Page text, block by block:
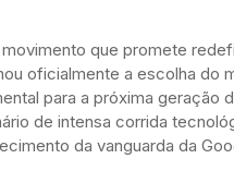
movimento que promete
oficialmente a escolha do
para a próxima geração
de intensa corrida
da vanguarda da